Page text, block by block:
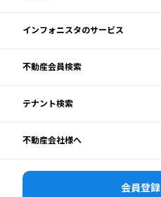
インフォニスタのサービス
不動産会員検索
テナント検索
不動産会社様へ
会員登録